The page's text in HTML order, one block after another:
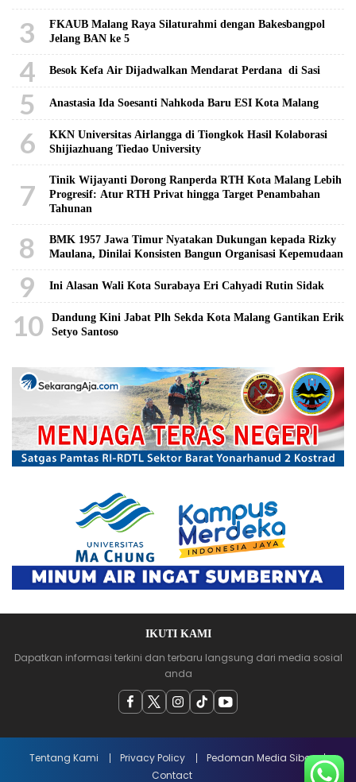
3
FKAUB Malang Raya Silaturahmi dengan Bakesbangpol
Jelang BAN ke 5
4 Besok Kefa Air Dijadwalkan Mendarat Perdana di Sasi
5 Anastasia Ida Soesanti Nahkoda Baru ESI Kota Malang
6
KKN Universitas Airlangga di Tiongkok Hasil Kolaborasi ​
Shijiazhuang Tiedao University
7
Tinik Wijayanti Dorong Ranperda RTH Kota Malang Lebih
Progresif: Atur RTH Privat hingga Target Penambahan
Tahunan
8
BMK 1957 Jawa Timur Nyatakan Dukungan kepada Rizky
Maulana, Dinilai Konsisten Bangun Organisasi Kepemudaan
9 Ini Alasan Wali Kota Surabaya Eri Cahyadi Rutin Sidak
10
Dandung Kini Jabat Plh Sekda Kota Malang Gantikan Erik
Setyo Santoso
IKUTI KAMI
Dapatkan informasi terkini dan terbaru langsung dari media sosial
anda
Tentang Kami Privacy Policy
Pedoman Media Siber
Contact